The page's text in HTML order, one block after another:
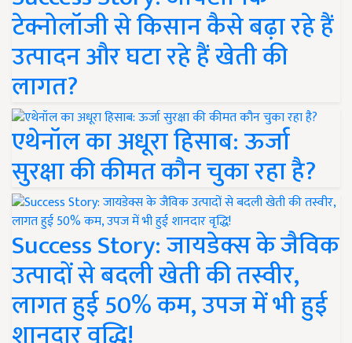
टेक्नोलॉजी से किसान कैसे बढ़ा रहे हैं
उत्पादन और घटा रहे हैं खेती की
लागत?
एथेनॉल का अधूरा हिसाब: ऊर्जा
सुरक्षा की कीमत कौन चुका रहा है?
Success Story: जायडेक्स के जैविक
उत्पादों से बदली खेती की तस्वीर,
लागत हुई 50% कम, उपज में भी हुई